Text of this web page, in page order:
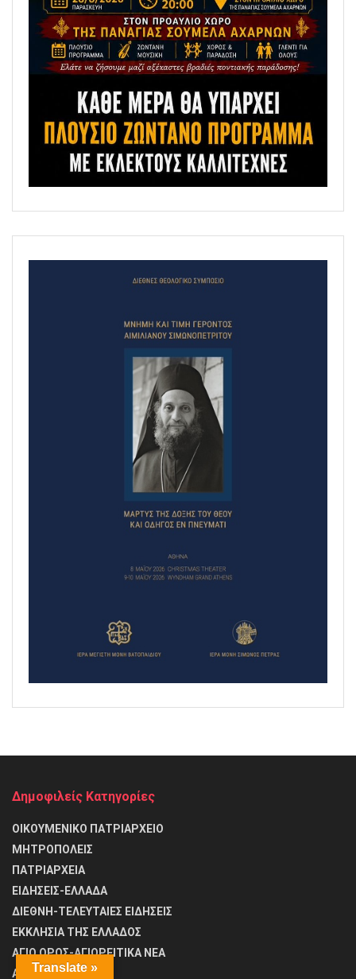
Δημοφιλείς Κατηγορίες
ΟΙΚΟΥΜΕΝΙΚΟ ΠΑΤΡΙΑΡΧΕΙΟ
ΜΗΤΡΟΠΟΛΕΙΣ
ΠΑΤΡΙΑΡΧΕΙΑ
ΕΙΔΗΣΕΙΣ-ΕΛΛΑΔΑ
ΔΙΕΘΝΗ-ΤΕΛΕΥΤΑΙΕΣ ΕΙΔΗΣΕΙΣ
ΕΚΚΛΗΣΙΑ ΤΗΣ ΕΛΛΑΔΟΣ
ΑΓΙΟ ΟΡΟΣ-ΑΓΙΟΡΕΙΤΙΚΑ ΝΕΑ
ΑΓΙΟ ΟΡΟΣ
Translate »